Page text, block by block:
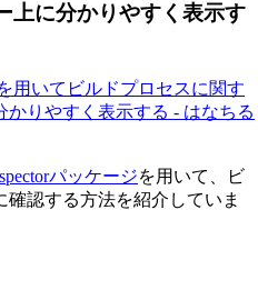
上に分かりやすく表示す
用いてビルドプロセスに関す
りやすく表示する - はなちる
パッケージを用いて、ビ
認する方法を紹介していま